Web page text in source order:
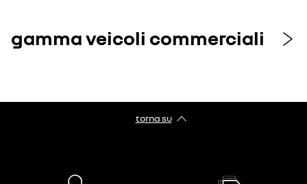
gamma veicoli commerciali
torna su